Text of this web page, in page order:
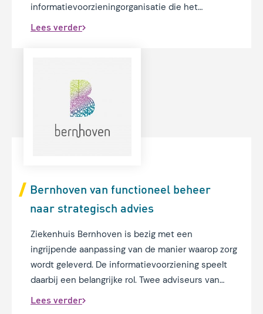
informatievoorzieningorganisatie die het
realiseren van de ambities mogelijk maakt.
Lees verder
Bernhoven van functioneel beheer
naar strategisch advies
Ziekenhuis Bernhoven is bezig met een
ingrijpende aanpassing van de manier waarop zorg
wordt geleverd. De informatievoorziening speelt
daarbij een belangrijke rol. Twee adviseurs van
M&I/Partners begeleiden het ziekenhuis in deze
Lees verder